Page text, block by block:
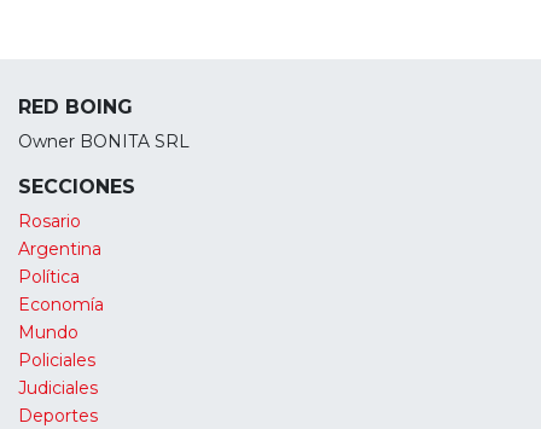
RED BOING
Owner BONITA SRL
SECCIONES
Rosario
Argentina
Política
Economía
Mundo
Policiales
Judiciales
Deportes